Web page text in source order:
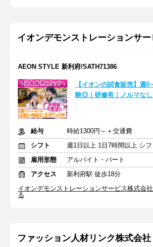
イオンデモンストレーションサ
AEON STYLE 新利府/SATH71386
【イオンの試食販売】週
験◎｜研修有｜ノルマな
給与
時給1300円～＋交通費
シフト
雇用形態
アルバイト・パート
アクセス
新利府駅 徒歩18分
イオンデモンストレーションサービス株式会
る
ファッション人材リンク株式会社